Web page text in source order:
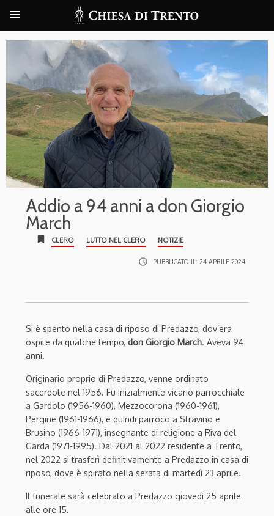
Addio a 94 anni a don Giorgio
March
bookmark CLERO LUTTO NEL CLERO NOTIZIE
access_time PUBBLICATO IL: 24 APRILE 2024
Si è spento nella casa di riposo di Predazzo, dov’era
ospite da qualche tempo, don Giorgio March. Aveva 94
anni.
Originario proprio di Predazzo, venne ordinato
sacerdote nel 1956. Fu inizialmente vicario parrocchiale
a Gardolo (1956-1960), Mezzocorona (1960-1961),
Pergine (1961-1966), e quindi parroco a Stravino e
Brusino (1966-1971), insegnante di religione a Riva del
Garda (1971-1995). Dal 2021 al 2022 residente a Trento,
nel 2022 si trasferì definitivamente a Predazzo in casa di
riposo, dove è spirato nella serata di martedì 23 aprile.
Il funerale sarà celebrato a Predazzo giovedì 25 aprile
alle ore 15.